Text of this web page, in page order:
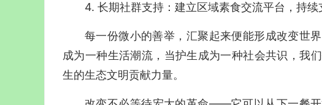
4. 长期社群支持： 建立区域素食交流平台，持续
每一份微小的善举，汇聚起来便能形成改变世
成为一种生活潮流，当护生成为一种社会共识，我
生的生态文明贡献力量。